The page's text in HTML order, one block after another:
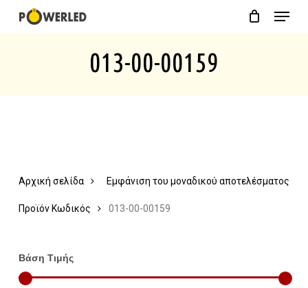
Menu
013-00-00159
Εμφάνιση του μοναδικού αποτελέσματος
Αρχική σελίδα
Προϊόν Κωδικός 013-00-00159
Βάση Τιμής